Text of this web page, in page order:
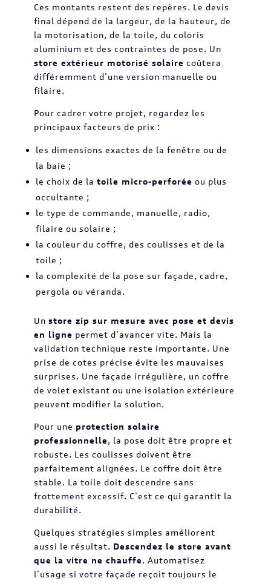
Ces montants restent des repères. Le devis
final dépend de la largeur, de la hauteur, de
la motorisation, de la toile, du coloris
aluminium et des contraintes de pose. Un
store extérieur motorisé solaire coûtera
différemment d’une version manuelle ou
filaire.
Pour cadrer votre projet, regardez les
principaux facteurs de prix :
les dimensions exactes de la fenêtre ou de
la baie ;
le choix de la toile micro-perforée ou plus
occultante ;
le type de commande, manuelle, radio,
filaire ou solaire ;
la couleur du coffre, des coulisses et de la
toile ;
la complexité de la pose sur façade, cadre,
pergola ou véranda.
Un store zip sur mesure avec pose et devis
en ligne permet d’avancer vite. Mais la
validation technique reste importante. Une
prise de cotes précise évite les mauvaises
surprises. Une façade irrégulière, un coffre
de volet existant ou une isolation extérieure
peuvent modifier la solution.
Pour une protection solaire
professionnelle, la pose doit être propre et
robuste. Les coulisses doivent être
parfaitement alignées. Le coffre doit être
stable. La toile doit descendre sans
frottement excessif. C’est ce qui garantit la
durabilité.
Quelques stratégies simples améliorent
aussi le résultat. Descendez le store avant
que la vitre ne chauffe. Automatisez
l’usage si votre façade reçoit toujours le